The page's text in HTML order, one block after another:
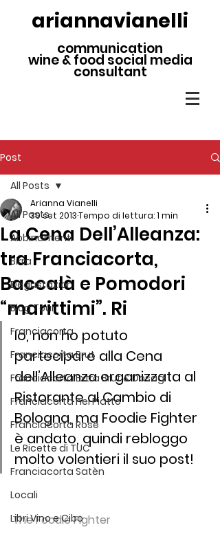
ariannavianelli
communication
wine & food social media
consultant
Post
All Posts
Abbinamenti
Birra
Degustazioni
Blog Tour
Franciacorta
Franciacorta Brut
Franciacorta Extra Brut & Dosag
Franciacorta nel Piatto
Franciacorta Rosé
Le Ricette di TUC
Franciacorta Satèn
Locali
Libri Vino e Cibo
All Posts
La Cena Dell’Alleanza:
tra Franciacorta,
Baccalà e Pomodori
“marittimi”. Ri
Arianna Vianelli
30 set 2013Tempo di lettura: 1 min
Io, non ho potuto
partecipare alla Cena
dell’Alleanza organizzata al
Ristorante al Cambio di
Bologna, ma Foodie Fighter
è andato, quindi rebloggo
molto volentieri il suo post!
The Foodie Fighter